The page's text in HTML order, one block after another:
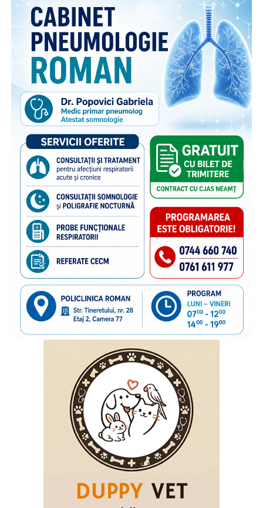
face parte din campania națională multianuală cu același
nume, care reunește, sub același concept, o serie de
inițiative menite să sprijine copiii rămași în țară și familiile
acestora. Pe lângă activitățile dedicate părinților din
diaspora, campania include acțiuni adresate persoanelor în
grija cărora rămân copiii, membrilor comunității și
specialiștilor din domeniile asistenței sociale și educației,
cu scopul de a susține bunăstarea emoțională a copiilor și
menținerea relației acestora cu părinții plecați la muncă în
străinătate. Campania se bucură de susținerea Autorității
Naționale pentru Protecția Drepturilor Copilului și Adopție,
a Poliției de Frontieră Române și Aeroporturilor Craiova,
Cluj-Napoca, Iași, Suceava.
“Poliția de Frontieră Română este alături de Organizația
Salvați Copiii în acest demers de informare și prevenire,
deoarece știm că, dincolo de frontiere, există și povești de
familie care au nevoie de sprijin. În anii de colaborare am
susținut împreună transmiterea unor mesaje importante
către părinții care pleacă la muncă în străinătate,
încurajându-i să păstreze o legătură permanentă cu copiii
rămași acasă și să acorde atenție nevoilor lor emoționale.
Vom continua acest parteneriat, convinși că informarea și
cooperarea dintre instituții și organizațiile cu experiență
pot contribui la protejarea interesului superior al copilului
și la sprijinirea familiilor aflate în această situație”
inspectorul general al Poliției de Frontieră
Române, chestor principal de poliție Cornel Laurian